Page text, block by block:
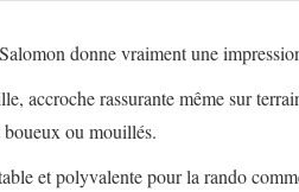
donne vraiment une
accroche rassurante même sur
ou mouillés.
et polyvalente pour la rando